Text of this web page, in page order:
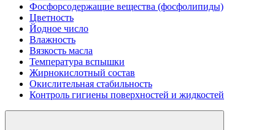
Фосфорсодержащие вещества (фосфолипиды)
Цветность
Йодное число
Влажность
Вязкость масла
Температура вспышки
Жирнокислотный состав
Окислительная стабильность
Контроль гигиены поверхностей и жидкостей